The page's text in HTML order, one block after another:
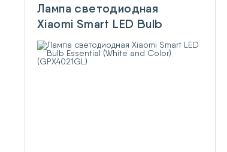
Лампа светодиодная
Xiaomi Smart LED Bulb
Essential (White and Color)
(GPX4021GL)